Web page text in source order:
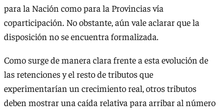
para la Nación como para la Provincias vía
coparticipación. No obstante, aún vale aclarar que la
disposición no se encuentra formalizada.
Como surge de manera clara frente a esta evolución de
las retenciones y el resto de tributos que
experimentarían un crecimiento real, otros tributos
deben mostrar una caída relativa para arribar al número